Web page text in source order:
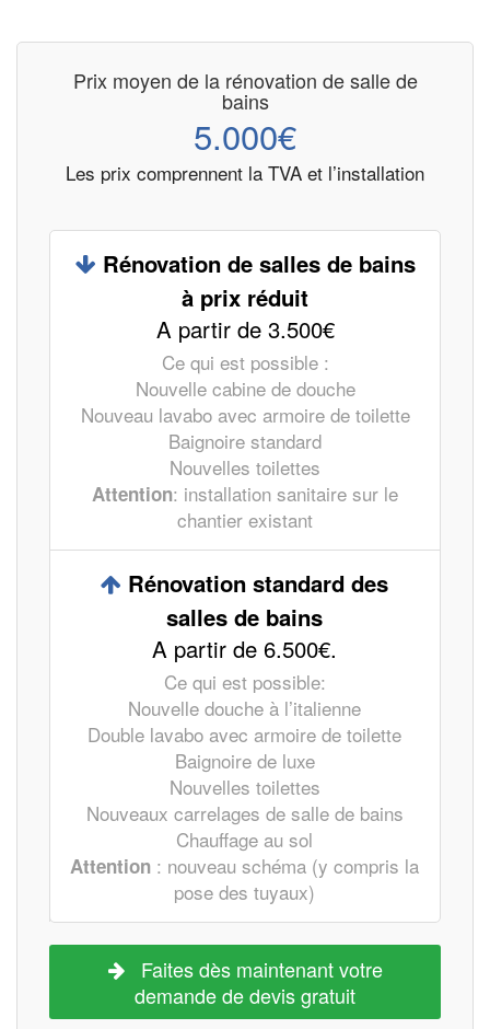
Prix moyen de la rénovation de salle de
bains
5.000€
Les prix comprennent la TVA et l’installation
Rénovation de salles de bains
à prix réduit
A partir de 3.500€
Ce qui est possible :
Nouvelle cabine de douche
Nouveau lavabo avec armoire de toilette
Baignoire standard
Nouvelles toilettes
Attention: installation sanitaire sur le
chantier existant
Rénovation standard des
salles de bains
A partir de 6.500€.
Ce qui est possible:
Nouvelle douche à l’italienne
Double lavabo avec armoire de toilette
Baignoire de luxe
Nouvelles toilettes
Nouveaux carrelages de salle de bains
Chauffage au sol
Attention : nouveau schéma (y compris la
pose des tuyaux)
Faites dès maintenant votre
demande de devis gratuit